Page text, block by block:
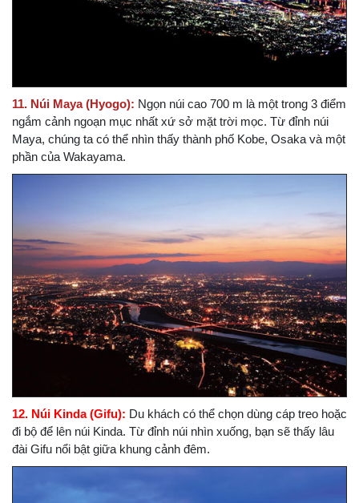
11. Núi Maya (Hyogo): Ngọn núi cao 700 m là một trong 3 điểm
ngắm cảnh ngoạn mục nhất xứ sở mặt trời mọc. Từ đỉnh núi
Maya, chúng ta có thể nhìn thấy thành phố Kobe, Osaka và một
phần của Wakayama.
12. Núi Kinda (Gifu): Du khách có thể chọn dùng cáp treo hoặc
đi bộ để lên núi Kinda. Từ đỉnh núi nhìn xuống, bạn sẽ thấy lâu
đài Gifu nổi bật giữa khung cảnh đêm.